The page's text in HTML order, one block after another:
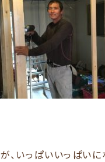
が、いっぱいいっぱい